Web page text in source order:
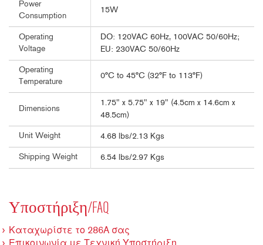
Power
Consumption
15W
Operating
Voltage
DO: 120VAC 60Hz, 100VAC 50/60Hz;
EU: 230VAC 50/60Hz
Operating
Temperature
0°C to 45°C (32°F to 113°F)
Dimensions
1.75" x 5.75" x 19" (4.5cm x 14.6cm x
48.5cm)
Unit Weight 4.68 lbs/2.13 Kgs
Shipping Weight 6.54 lbs/2.97 Kgs
Υποστήριξη/FAQ
Καταχωρίστε το 286A σας